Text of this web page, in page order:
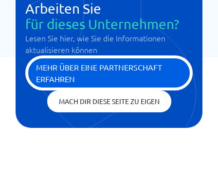
Arbeiten Sie
für dieses Unternehmen?
Lesen Sie hier, wie Sie die Informationen
aktualisieren können
MEHR ÜBER EINE PARTNERSCHAFT
ERFAHREN
MACH DIR DIESE SEITE ZU EIGEN